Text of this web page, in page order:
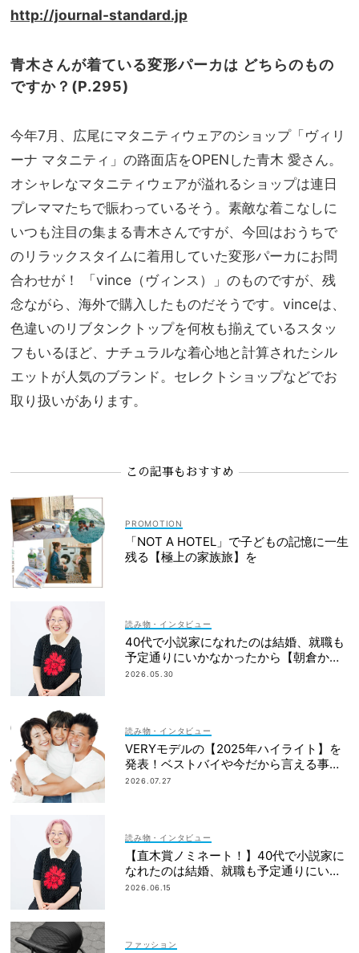
http://journal-standard.jp
青木さんが着ている変形パーカは どちらのもの
ですか？(P.295)
今年7月、広尾にマタニティウェアのショップ「ヴィリ
ーナ マタニティ」の路面店をOPENした青木 愛さん。
オシャレなマタニティウェアが溢れるショップは連日
プレママたちで賑わっているそう。素敵な着こなしに
いつも注目の集まる青木さんですが、今回はおうちで
のリラックスタイムに着用していた変形パーカにお問
合わせが！ 「vince（ヴィンス）」のものですが、残
念ながら、海外で購入したものだそうです。vinceは、
色違いのリブタンクトップを何枚も揃えているスタッ
フもいるほど、ナチュラルな着心地と計算されたシル
エットが人気のブランド。セレクトショップなどでお
取り扱いがあります。
この記事もおすすめ
「NOT A HOTEL」で子どもの記憶に一生
残る【極上の家族旅】を
読み物・インタビュー
40代で小説家になれたのは結婚、就職も
予定通りにいかなかったから【朝倉かす
みさん】
2026.05.30
読み物・インタビュー
VERYモデルの【2025年ハイライト】を
発表！ベストバイや今だから言える事件
簿も大公開
2026.07.27
読み物・インタビュー
【直木賞ノミネート！】40代で小説家に
なれたのは結婚、就職も予定通りにいか
なかったから｜朝倉かすみさん
2026.06.15
ファッション